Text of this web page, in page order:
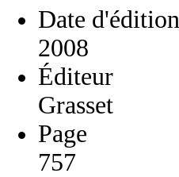
Date d'édition
2008
Éditeur
Grasset
Page
757